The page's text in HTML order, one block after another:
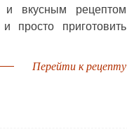
и вкусным рецептом
просто приготовить
Перейти к рецепту